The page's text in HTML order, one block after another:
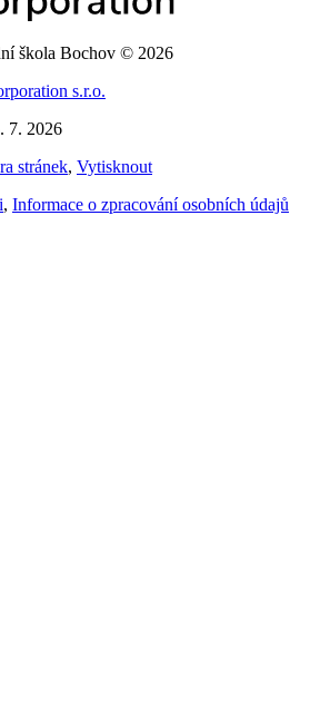
škola Bochov © 2026
s.r.o.
7. 2026
stránek, Vytisknout
, Informace o zpracování osobních údajů